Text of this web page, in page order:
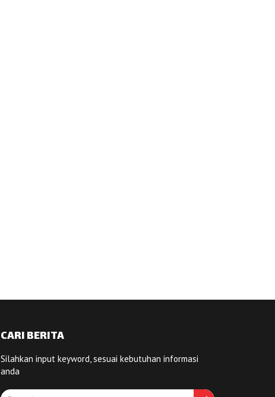
CARI BERITA
Silahkan input keyword, sesuai kebutuhan informasi
anda